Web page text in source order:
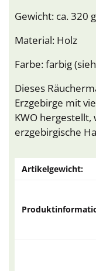
Gewicht: ca. 320 g
Material: Holz
Farbe: farbig
Dieses
Erzgebirge mit
KWO
erzgebirgische
Artikelgewicht: